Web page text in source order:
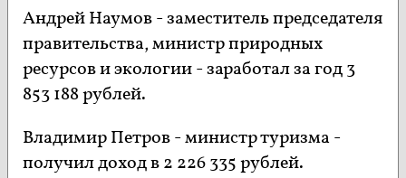
Андрей Наумов - заместитель председателя
правительства, министр природных
ресурсов и экологии - заработал за год 3
853 188 рублей.
Владимир Петров - министр туризма -
получил доход в 2 226 335 рублей.